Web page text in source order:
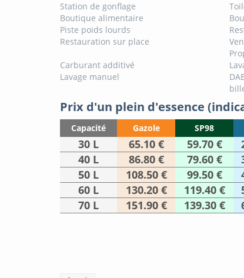
Station de gonflage
Boutique alimentaire
Piste poids lourds
Restauration sur place
Carburant additivé
Lavage manuel
Prix d'un plein d'essence
Capacité Gazole SP98
30 L 65.10 € 59.70 €
40 L
86.80 € 79.60 €
50 L
108.50 € 99.50 €
60 L
130.20 € 119.40 €
70 L
151.90 € 139.30 €